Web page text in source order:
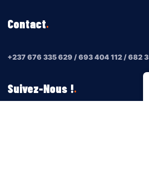
Contact
+237 676 335 629 / 693 404 112 / 682
Suivez-Nous !